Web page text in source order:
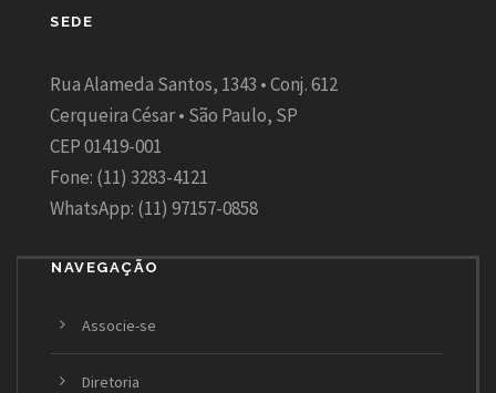
SEDE
Rua Alameda Santos, 1343 • Conj. 612
Cerqueira César • São Paulo, SP
CEP 01419-001
Fone: (11) 3283-4121
WhatsApp: (11) 97157-0858
NAVEGAÇÃO
Associe-se
Diretoria